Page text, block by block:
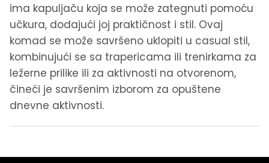
ima kapuljaču koja se može zategnuti pomoću
učkura, dodajući joj praktičnost i stil. Ovaj
komad se može savršeno uklopiti u casual stil,
kombinujući se sa trapericama ili trenirkama za
ležerne prilike ili za aktivnosti na otvorenom,
čineći je savršenim izborom za opuštene
dnevne aktivnosti.